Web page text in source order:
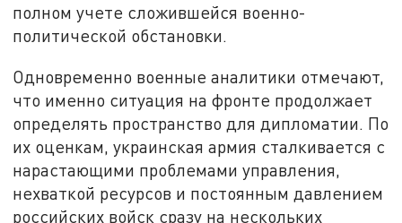
полном учете сложившейся военно-
политической обстановки.
Одновременно военные аналитики отмечают,
что именно ситуация на фронте продолжает
определять пространство для дипломатии. По
их оценкам, украинская армия сталкивается с
нарастающими проблемами управления,
нехваткой ресурсов и постоянным давлением
российских войск сразу на нескольких